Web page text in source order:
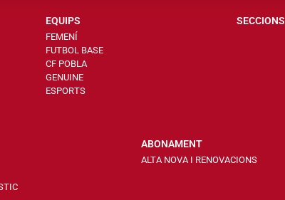
EQUIPS
FEMENÍ
FUTBOL BASE
CF POBLA
GENUINE
ESPORTS
SECCIONS
ABONAMENT
ALTA NOVA I RENOVACIONS